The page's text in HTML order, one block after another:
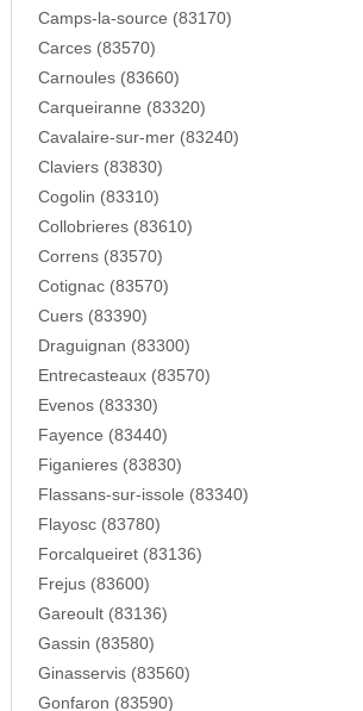
Camps-la-source (83170)
Carces (83570)
Carnoules (83660)
Carqueiranne (83320)
Cavalaire-sur-mer (83240)
Claviers (83830)
Cogolin (83310)
Collobrieres (83610)
Correns (83570)
Cotignac (83570)
Cuers (83390)
Draguignan (83300)
Entrecasteaux (83570)
Evenos (83330)
Fayence (83440)
Figanieres (83830)
Flassans-sur-issole (83340)
Flayosc (83780)
Forcalqueiret (83136)
Frejus (83600)
Gareoult (83136)
Gassin (83580)
Ginasservis (83560)
Gonfaron (83590)